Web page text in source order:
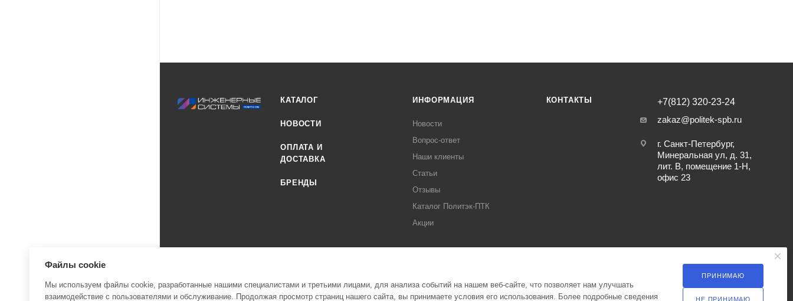
КАТАЛОГ
НОВОСТИ
ОПЛАТА И
ДОСТАВКА
БРЕНДЫ
ИНФОРМАЦИЯ
Новости
Вопрос-ответ
Наши клиенты
Статьи
Отзывы
Каталог Политэк-ПТК
Акции
КОНТАКТЫ
+7(812) 320-23-24
zakaz@politek-spb.ru
г. Санкт-Петербург,
Минеральная ул, д. 31,
лит. В, помещение 1-Н,
офис 23
Файлы cookie
Мы используем файлы cookie, разработанные нашими специалистами и третьими лицами, для анализа событий на нашем веб-сайте, что позволяет нам улучшать
взаимодействие с пользователями и обслуживание. Продолжая просмотр страниц нашего сайта, вы принимаете условия его использования. Более подробные сведения
ПРИНИМАЮ
НЕ ПРИНИМАЮ